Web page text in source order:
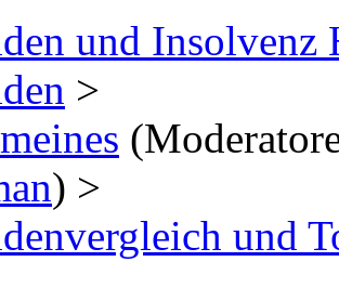
und Insolvenz
>
) >
und